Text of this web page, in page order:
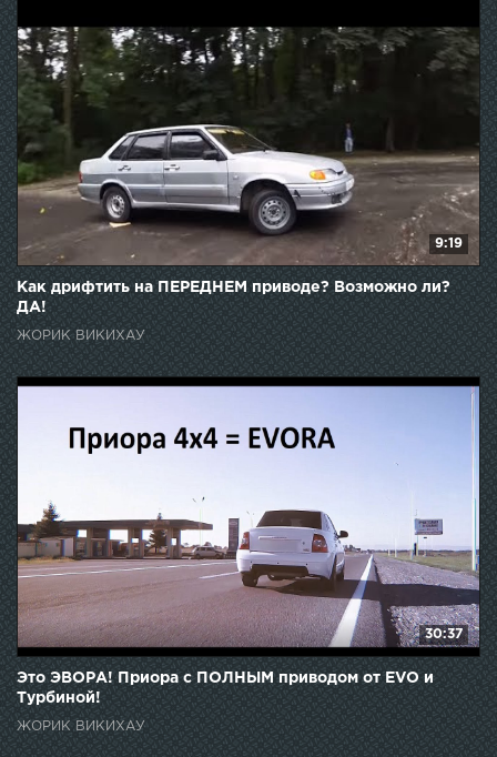
9:19
Как дрифтить на ПЕРЕДНЕМ приводе? Возможно ли?
ДА!
ЖОРИК ВИКИХАУ
30:37
Это ЭВОРА! Приора с ПОЛНЫМ приводом от EVO и
Турбиной!
ЖОРИК ВИКИХАУ